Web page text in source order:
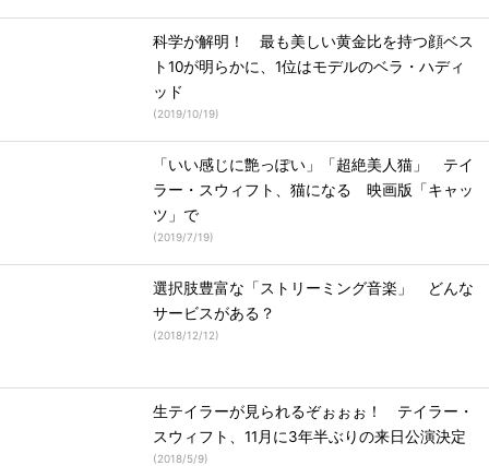
科学が解明！ 最も美しい黄金比を持つ顔ベス
ト10が明らかに、1位はモデルのベラ・ハディ
ッド
(2019/10/19)
「いい感じに艶っぽい」「超絶美人猫」 テイ
ラー・スウィフト、猫になる 映画版「キャッ
ツ」で
(2019/7/19)
選択肢豊富な「ストリーミング音楽」 どんな
サービスがある？
(2018/12/12)
生テイラーが見られるぞぉぉぉ！ テイラー・
スウィフト、11月に3年半ぶりの来日公演決定
(2018/5/9)